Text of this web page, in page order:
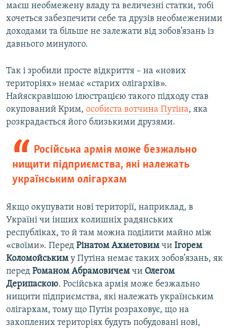
маєш необмежену владу та величезні статки, тобі
хочеться забезпечити себе та друзів необмеженими
доходами та більше не залежати від зобов’язань із
давнього минулого.
Так і зробили просте відкриття – на «нових
територіях» немає «старих олігархів».
Найяскравішою ілюстрацією такого підходу став
окупований Крим, особиста вотчина Путіна, яка
розкрадається його близькими друзями.
Російська армія може безжально
нищити підприємства, які належать
українським олігархам
Якщо окупувати нові території, наприклад, в
Україні чи інших колишніх радянських
республіках, то й там можна поділити майно між
«своїми». Перед Рінатом Ахметовим чи Ігорем
Коломойським у Путіна немає таких зобов’язань, як
перед Романом Абрамовичем чи Олегом
Дерипаскою. Російська армія може безжально
нищити підприємства, які належать українським
олігархам, тому що Путін розраховує, що на
захоплених територіях будуть побудовані нові,